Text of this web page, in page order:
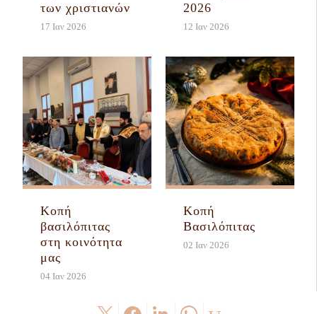
των χριστιανών
17 Ιαν 2026
2026
12 Ιαν 2026
Κοπή
βασιλόπιτας
στη κοινότητα
μας
04 Ιαν 2026
Κοπή
Βασιλόπιτας
02 Ιαν 2026